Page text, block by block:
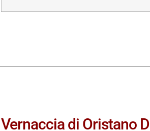
Vernaccia di Oristano